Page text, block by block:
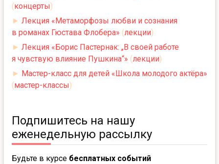
(концерты)
► Лекция «Метаморфозы любви и сознания
в романах Гюстава Флобера» (лекции)
► Лекция «Борис Пастернак: „В своей работе
я чувствую влияние Пушкина“» (лекции)
► Мастер-класс для детей «Школа молодого актёра»
(мастер-классы)
Подпишитесь на нашу
еженедельную рассылку
Будьте в курсе бесплатных событий